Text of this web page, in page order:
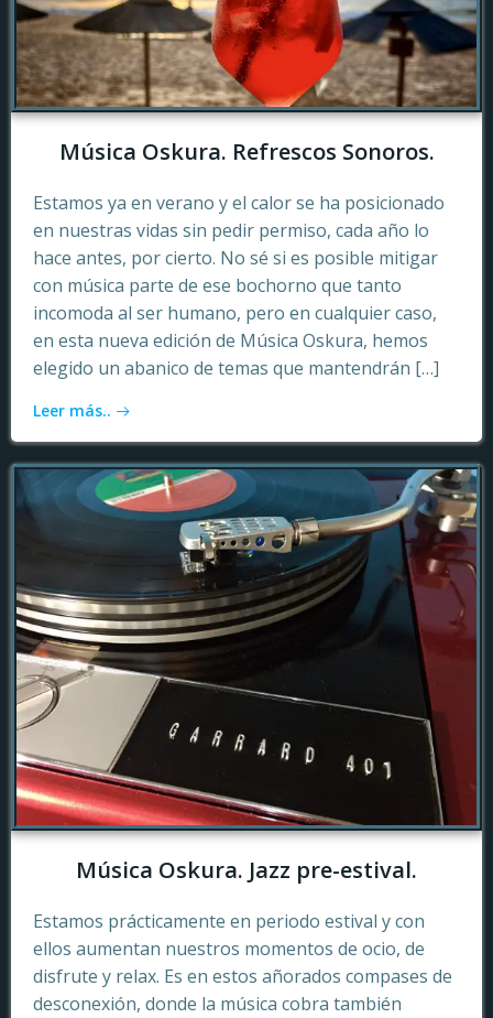
Música Oskura. Refrescos Sonoros.
Estamos ya en verano y el calor se ha posicionado
en nuestras vidas sin pedir permiso, cada año lo
hace antes, por cierto. No sé si es posible mitigar
con música parte de ese bochorno que tanto
incomoda al ser humano, pero en cualquier caso,
en esta nueva edición de Música Oskura, hemos
elegido un abanico de temas que mantendrán […]
Leer más..
Música Oskura. Jazz pre-estival.
Estamos prácticamente en periodo estival y con
ellos aumentan nuestros momentos de ocio, de
disfrute y relax. Es en estos añorados compases de
desconexión, donde la música cobra también